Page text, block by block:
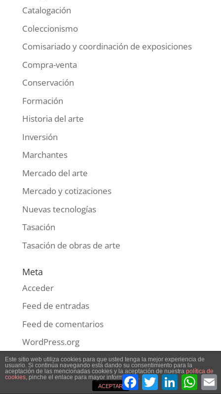
Comentarios recientes
Apostas dicas hoje
Juguetes. Introducción
KinoxenInforme 2020: Los artistas mejor
vendidos
verticale scommesse sportive
Coleccionismo de Juguetes. Introducción
reviews over at Nigevaen
Juguetes. Introducción
Catalogación
Coleccionismo
Comisariado y coordinación de exposiciones
Compra-venta
Conservación
Formación
Historia del arte
Inversión
Facebook
TwitterLinkedIn
Este sitio web utiliza cookies para que usted tenga la mejor experiencia de
usuario. Si continúa navegando está dando su consentimiento para la
aceptación de las mencionadas cookies y la aceptación de nuestra política de
cookies, pinche el enlace para mayor información.
ACEPTAR